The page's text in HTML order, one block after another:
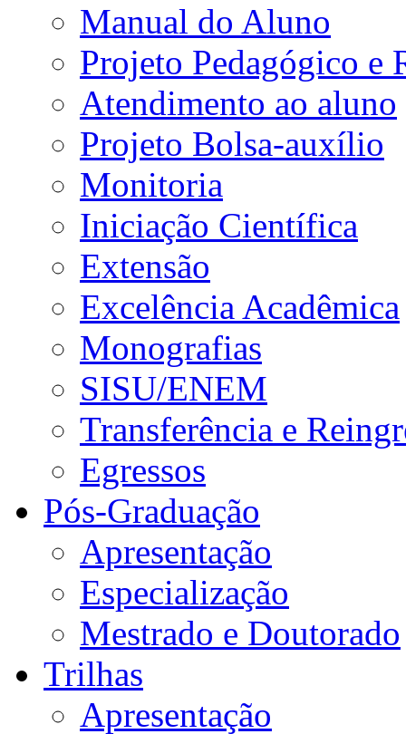
Manual do Aluno
Projeto Pedagógico e
Atendimento ao aluno
Projeto Bolsa-auxílio
Monitoria
Iniciação Científica
Extensão
Excelência Acadêmica
Monografias
SISU/ENEM
Transferência e
Egressos
Pós-Graduação
Apresentação
Especialização
Mestrado e Doutorado
Trilhas
Apresentação